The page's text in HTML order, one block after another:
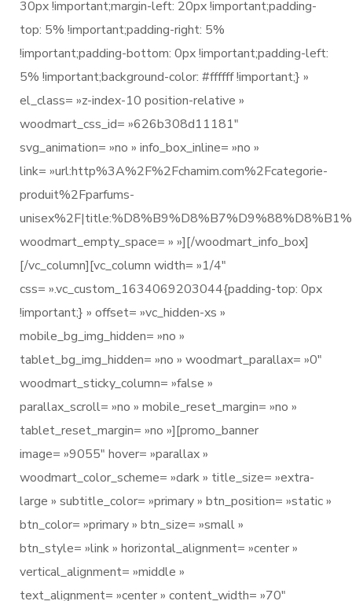
30px !important;margin-left: 20px !important;padding-
top: 5% !important;padding-right: 5%
!important;padding-bottom: 0px !important;padding-left:
5% !important;background-color: #ffffff !important;} »
el_class= »z-index-10 position-relative »
woodmart_css_id= »626b308d11181″
svg_animation= »no » info_box_inline= »no »
link= »url:http%3A%2F%2Fchamim.com%2Fcategorie-
produit%2Fparfums-
woodmart_empty_space= » »][/woodmart_info_box]
[/vc_column][vc_column width= »1/4″
css= ».vc_custom_1634069203044{padding-top: 0px
!important;} » offset= »vc_hidden-xs »
mobile_bg_img_hidden= »no »
tablet_bg_img_hidden= »no » woodmart_parallax= »0″
woodmart_sticky_column= »false »
parallax_scroll= »no » mobile_reset_margin= »no »
tablet_reset_margin= »no »][promo_banner
image= »9055″ hover= »parallax »
woodmart_color_scheme= »dark » title_size= »extra-
large » subtitle_color= »primary » btn_position= »static »
btn_color= »primary » btn_size= »small »
btn_style= »link » horizontal_alignment= »center »
vertical_alignment= »middle »
text_alignment= »center » content_width= »70″